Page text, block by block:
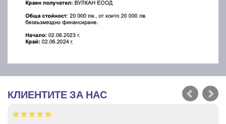
КЛИЕНТИТЕ ЗА НАС